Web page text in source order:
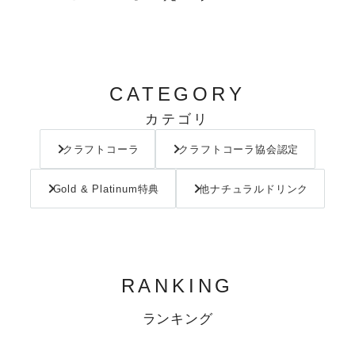
CATEGORY
カテゴリ
クラフトコーラ クラフトコーラ協会認定
Gold & Platinum特典 他ナチュラルドリンク
RANKING
ランキング